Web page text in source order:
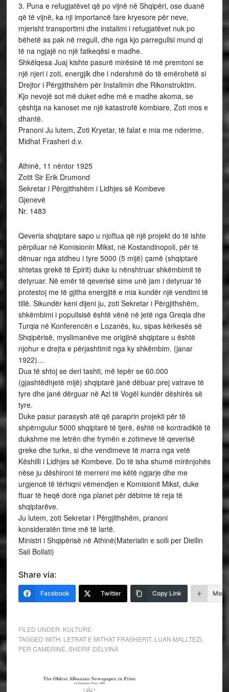
3. Puna e refugjatëvet që po vijnë në Shqipëri, ose duanë
që të vijnë, ka nji importancë fare kryesore për neve,
mjerisht transportimi dhe instalimi i refugjatëvet nuk po
bëhetë as pak në rregull, dhe nga kjo parregullsi mund qi
të na ngjajë no një fatkeqësi e madhe.
Shkëlqesa Juaj kishte pasurë mirësinë të më premtoni se
një njeri i zoti, energjik dhe i ndershmë do të emërohetë si
Drejtor i Përgjithshëm për Instalimin dhe Rikonstruktim.
Kjo nevojë sot më duket edhe më e madhe akoma, se
çështja na kanoset me një katastrofë kombiare, Zoti mos e
dhantë.
Pranoni Ju lutem, Zoti Kryetar, të falat e mia me nderime.
Midhat Frasheri d.v.
Athinë, 11 nëntor 1925
Zotit Sir Erik Drumond
Sekretar i Përgjithshëm i Lidhjes së Kombeve
Gjenevë
Nr. 1483
Qeveria shqiptare sapo u njoftua që një projekt do të ishte
përpiluar në Komisionin Mikst, në Kostandinopoli, për të
dënuar nga atdheu i tyre 5000 (5 mijë) çamë (shqiptarë
shtetas grekë të Epirit) duke iu nënshtruar shkëmbimit të
detyruar. Në emër të qeverisë sime unë jam i detyruar të
protestoj me të gjitha energjitë e mia kundër një vendimi të
tillë. Sikundër keni dijeni ju, zoti Sekretar i Përgjithshëm,
shkëmbimi i popullsisë është vënë në jetë nga Greqia dhe
Turqia në Konferencën e Lozanës, ku, sipas kërkesës së
Shqipërisë, myslimanëve me origjinë shqiptare u është
njohur e drejta e përjashtimit nga ky shkëmbim. (janar
1922)…
Dua të shtoj se deri tashti, më tepër se 60.000
(gjashtëdhjetë mijë) shqiptarë janë dëbuar prej vatrave të
tyre dhe janë dërguar në Azi të Vogël kundër dëshirës së
tyre.
Duke pasur parasysh atë që paraprin projekti për të
shpërngulur 5000 shqiptarë të tjerë, është në kontradiktë të
dukshme me letrën dhe frymën e zotimeve të qeverisë
greke dhe turke, si dhe vendimeve të marra nga vetë
Këshilli i Lidhjes së Kombeve. Do të isha shumë mirënjohës
nëse ju dëshironi të merreni me këtë ngjarje dhe me
urgjencë të tërhiqni vëmendjen e Komisionit Mikst, duke
ftuar të heqë dorë nga planet për dëbime të reja të
shqiptarëve.
Ju lutem, zoti Sekretar i Përgjithshëm, pranoni
konsideratën time më të lartë.
Ministri i Shqipërisë në Athinë(Materialin e solli per Diellin
Sali Bollati)
Share via:
Facebook Twitter Copy Link More
FILED UNDER: KULTURE
TAGGED WITH: LETRAT E MITHAT FRASHERIT, LUAN MALLTEZI,
PER CAMERINE SHERIF DELVINA